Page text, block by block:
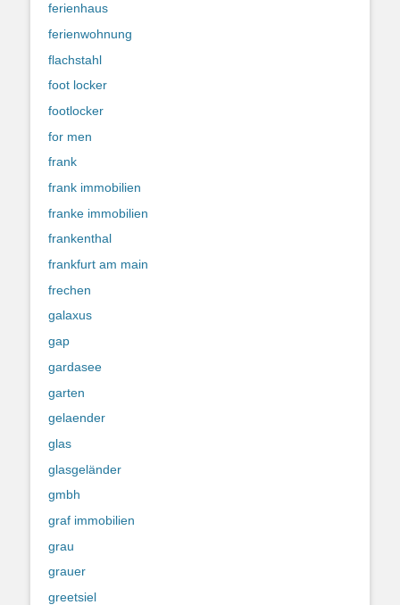
ferienhaus
ferienwohnung
flachstahl
foot locker
footlocker
for men
frank
frank immobilien
franke immobilien
frankenthal
frankfurt am main
frechen
galaxus
gap
gardasee
garten
gelaender
glas
glasgeländer
gmbh
graf immobilien
grau
grauer
greetsiel